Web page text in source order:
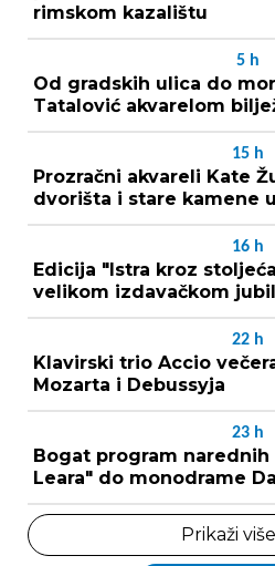
rimskom kazalištu
5 h
Od gradskih ulica do
Tatalović akvarelom
15 h
Prozračni akvareli Kate
dvorišta i stare kamene
16 h
Edicija "Istra kroz
velikom izdavačkom
22 h
Klavirski trio Accio
Mozarta i Debussyja
23 h
Bogat program narednih
Leara" do monodrame
Prikaži